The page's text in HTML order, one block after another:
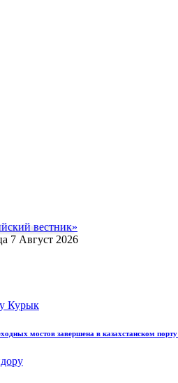
вестник»
7 Август 2026
мостов завершена в казахстанском